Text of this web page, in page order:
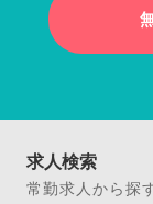
求人検索
常勤求人から探